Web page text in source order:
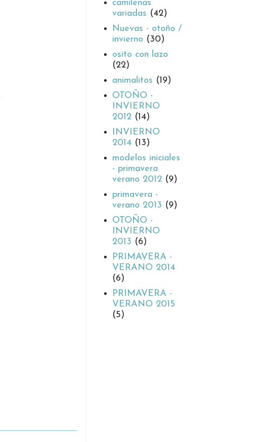
camilenas
variadas (42)
Nuevas - otoño /
invierno (30)
osito con lazo
(22)
animalitos (19)
OTOÑO -
INVIERNO
2012 (14)
INVIERNO
2014 (13)
modelos iniciales
- primavera
verano 2012 (9)
primavera -
verano 2013 (9)
OTOÑO -
INVIERNO
2013 (6)
PRIMAVERA -
VERANO 2014
(6)
PRIMAVERA -
VERANO 2015
(5)